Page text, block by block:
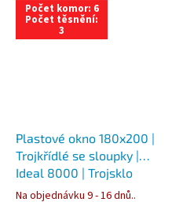
Počet komor: 6
Počet těsnění:
3
Plastové okno 180x200 |
Trojkřídlé se sloupky |
Ideal 8000 | Trojsklo
Na objednávku 9 - 16 dnů..